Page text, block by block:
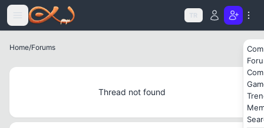
Icerige atla
TR
Home/Forums
Thread not found